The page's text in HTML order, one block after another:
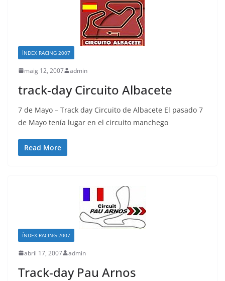
ÍNDEX RACING 2007
maig 12, 2007 admin
track-day Circuito Albacete
7 de Mayo – Track day Circuito de Albacete El pasado 7
de Mayo tenía lugar en el circuito manchego
Read More
ÍNDEX RACING 2007
abril 17, 2007 admin
Track-day Pau Arnos